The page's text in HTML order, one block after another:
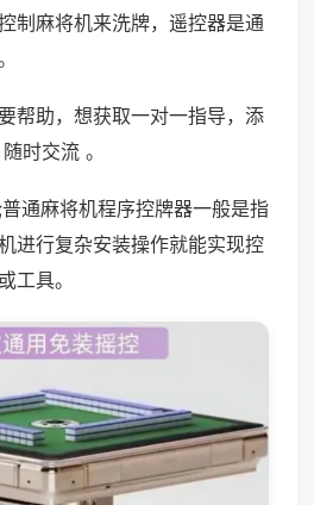
制麻将机来洗牌，遥控器是通
帮助，想获取一对一指导，添
时交流 。
通麻将机程序控牌器一般是指
进行复杂安装操作就能实现控
工具。